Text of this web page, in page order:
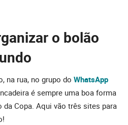
o bolão
na rua, no grupo do WhatsApp
é sempre uma boa forma
da Copa. Aqui vão três sites para